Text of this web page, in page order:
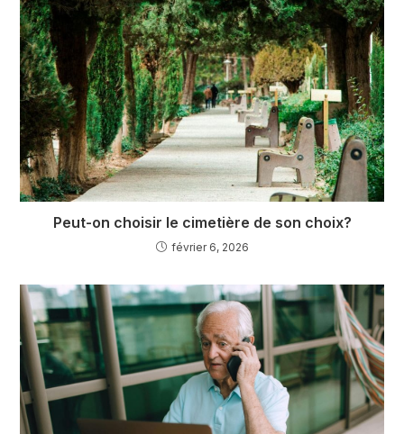
Peut-on choisir le cimetière de son choix?
février 6, 2026